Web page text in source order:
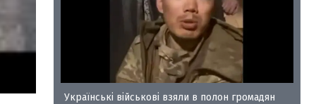
35
Українські військові взяли в полон громадян